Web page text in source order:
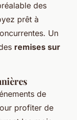
des
prêt à
Un
remises sur
de
profiter de